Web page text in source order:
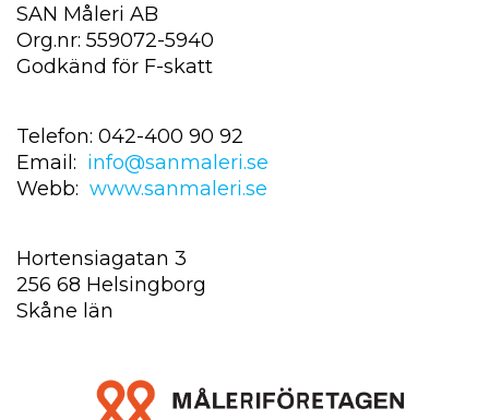
SAN Måleri AB
Org.nr: 559072-5940
Godkänd för F-skatt
Telefon: 042-400 90 92
Email: info@sanmaleri.se
Webb: www.sanmaleri.se
Hortensiagatan 3
256 68 Helsingborg
Skåne län